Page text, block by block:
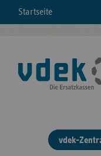
Startseite
vdek-